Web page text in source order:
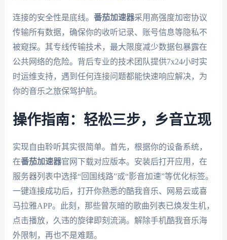
连接的安全性是底线。 番茄加速器采用高强度加密协议
传输所有数据，确保你的收听记录、账号信息等隐私不
被窥探。其专线传输技术，最大限度减少数据包暴露在
公共网络的危险。背后专业的技术团队提供7x24小时实
时运维支持，遇到任何连接问题都能快速响应解决，为
你的音乐之旅保驾护航。
操作指南：轻松三步，乡音立现
实现自由聆听其实很简单。首先，根据你的设备系统，
在番茄加速器官网下载对应版本。安装后打开应用，在
服务器列表中选择“回国线路”或“影音加速”等优化标签。
一键连接成功后，打开你熟悉的酷我音乐、网易云或喜
马拉雅APP。此刻，那些曾灰暗的歌曲列表已焕发生机，
点击播放，久违的旋律即刻流淌。解除手机酷我音乐海
外限制，再也不是难题。